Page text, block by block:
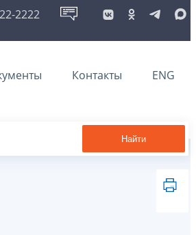
2222
Контакты ENG
Найти